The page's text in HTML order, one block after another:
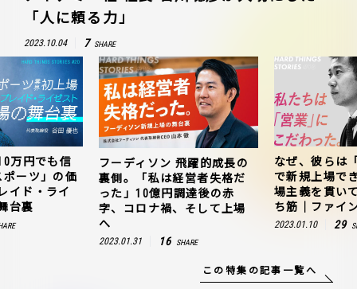
「人に頼る力」
2023.10.04 7 SHARE
万円でも信
ーツ」の価
イド・ライ
台裏
フーディソン 飛躍的成長の
裏側。「私は経営者失格だ
った」10億円調達後の赤
字、コロナ禍、そして上場
へ
2023.01.31 16 SHARE
なぜ、彼らは
で新規上場で
場主義を貫い
ち筋｜ファイ
2023.01.10 29
この特集の記事一覧へ